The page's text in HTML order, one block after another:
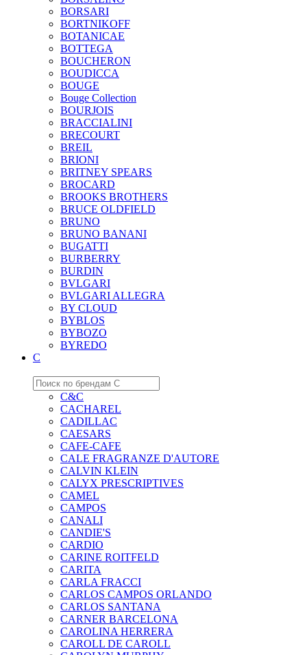
BORSARI
BORTNIKOFF
BOTANICAE
BOTTEGA
BOUCHERON
BOUDICCA
BOUGE
Bouge Collection
BOURJOIS
BRACCIALINI
BRECOURT
BREIL
BRIONI
BRITNEY SPEARS
BROCARD
BROOKS BROTHERS
BRUCE OLDFIELD
BRUNO
BRUNO BANANI
BUGATTI
BURBERRY
BURDIN
BVLGARI
BVLGARI ALLEGRA
BY CLOUD
BYBLOS
BYBOZO
BYREDO
C
C&C
CACHAREL
CADILLAC
CAESARS
CAFE-CAFE
CALE FRAGRANZE D'AUTORE
CALVIN KLEIN
CALYX PRESCRIPTIVES
CAMEL
CAMPOS
CANALI
CANDIE'S
CARDIO
CARINE ROITFELD
CARITA
CARLA FRACCI
CARLOS CAMPOS ORLANDO
CARLOS SANTANA
CARNER BARCELONA
CAROLINA HERRERA
CAROLL DE CAROLL